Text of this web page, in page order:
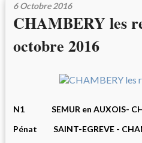
6 Octobre 2016
CHAMBERY les
octobre 2016
N1 SEMUR en AUXOIS-
Pénat SAINT-EGREVE -